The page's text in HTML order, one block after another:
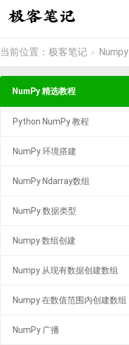
当前位置： 极客笔记 > Numpy
NumPy 精选教程
Python NumPy 教程
NumPy 环境搭建
NumPy Ndarray数组
NumPy 数据类型
Numpy 数组创建
Numpy 从现有数据创建数组
Numpy 在数值范围内创建数组
NumPy 广播